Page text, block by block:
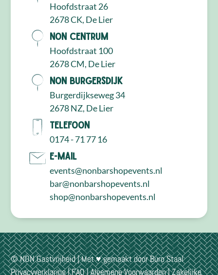
Hoofdstraat 26
2678 CK, De Lier
NON Centrum
Hoofdstraat 100
2678 CM, De Lier
NON Burgersdijk
Burgerdijkseweg 34
2678 NZ, De Lier
Telefoon
0174 - 71 77 16
E-mail
events@nonbarshopevents.nl
bar@nonbarshopevents.nl
shop@nonbarshopevents.nl
© NON Gastvrijheid | Met ♥ gemaakt doorBuro Staal
Privacyverklaring|FAQ|Algemene Voorwaarden|Zakelijke